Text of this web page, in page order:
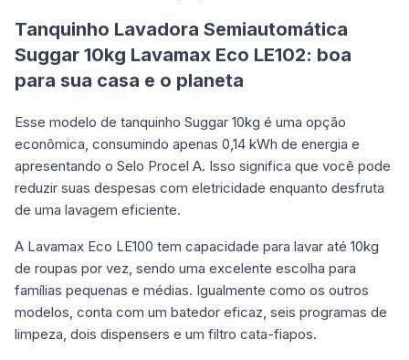
Tanquinho Lavadora Semiautomática
Suggar 10kg Lavamax Eco LE102: boa
para sua casa e o planeta
Esse modelo de tanquinho Suggar 10kg é uma opção
econômica, consumindo apenas 0,14 kWh de energia e
apresentando o Selo Procel A. Isso significa que você pode
reduzir suas despesas com eletricidade enquanto desfruta
de uma lavagem eficiente.
A Lavamax Eco LE100 tem capacidade para lavar até 10kg
de roupas por vez, sendo uma excelente escolha para
famílias pequenas e médias. Igualmente como os outros
modelos, conta com um batedor eficaz, seis programas de
limpeza, dois dispensers e um filtro cata-fiapos.